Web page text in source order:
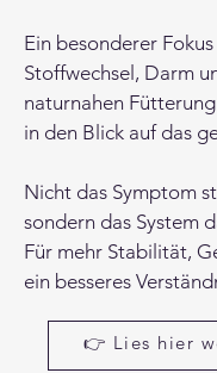
Ein besonderer
Stoffwechsel, Darm
naturnahen
in den Blick auf das
Nicht das Symptom
sondern das System
Für mehr Stabilität,
ein besseres
👉 Lies hier